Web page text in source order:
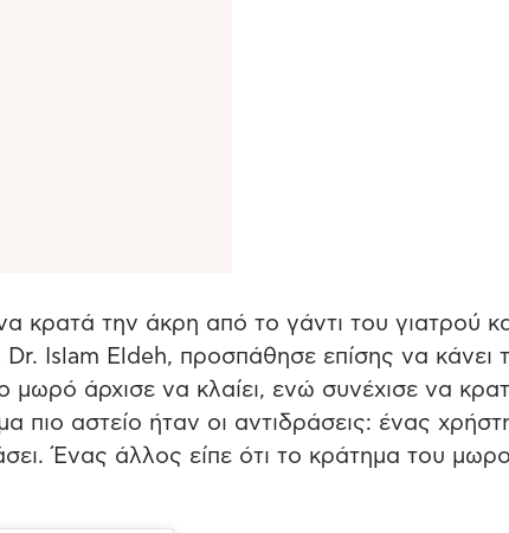
κρατά την άκρη από το γάντι του γιατρού
Islam Eldeh, προσπάθησε επίσης να κάνει
άρχισε να κλαίει, ενώ συνέχισε να
πιο αστείο ήταν οι αντιδράσεις: ένας
Ένας άλλος είπε ότι το κράτημα του